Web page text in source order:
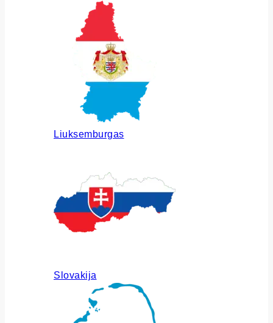
Liuksemburgas
Slovakija